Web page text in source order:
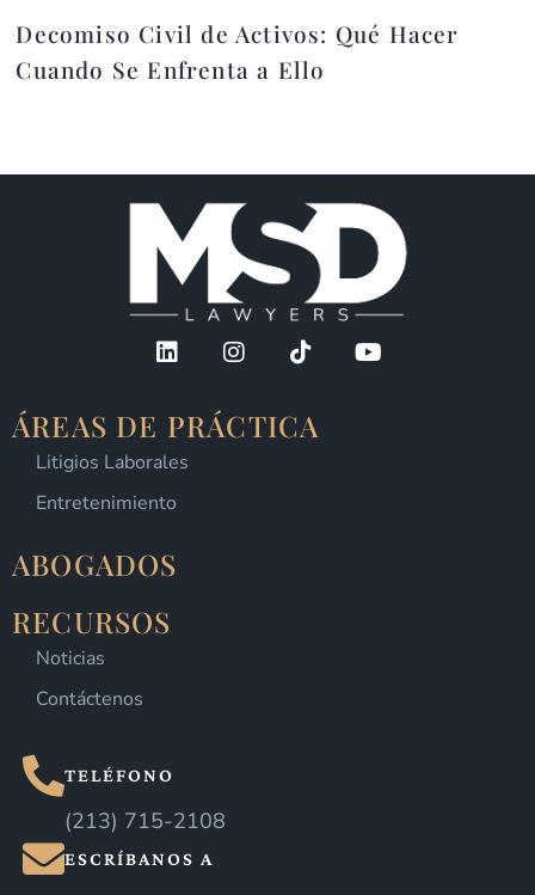
Decomiso Civil de Activos: Qué Hacer
Cuando Se Enfrenta a Ello
ÁREAS DE PRÁCTICA
Litigios Laborales
Entretenimiento
ABOGADOS
RECURSOS
Noticias
Contáctenos
TELÉFONO
(213) 715-2108
ESCRÍBANOS A